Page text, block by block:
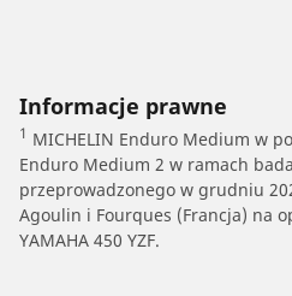
Informacje prawne
1 MICHELIN Enduro Medium w
Enduro Medium 2 w ramach
przeprowadzonego w grudniu
Agoulin i Fourques (Francja) na
YAMAHA 450 YZF.